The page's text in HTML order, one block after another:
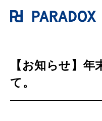
【お知らせ】
て。